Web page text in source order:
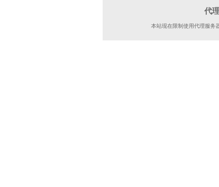
代
本站现在限制使用代理服务